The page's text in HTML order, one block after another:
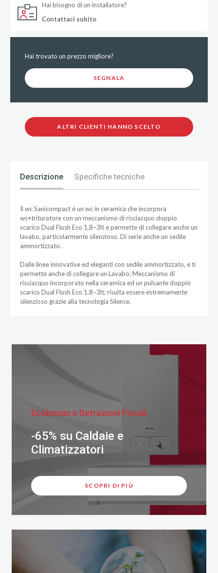
Hai bisogno di un installatore?
Contattaci subito
Hai trovato un prezzo migliore?
SEGNALA
ALTRI CLIENTI HANNO SCELTO
Descrizione Specifiche tecniche
Il wc Sanicompact è un wc in ceramica che incorpora
wc+trituratore con un meccanismo di risciacquo doppio
scarico Dual Flush Eco 1,8–3lt e permette di collegare anche un
lavabo, particolarmente silenzioso. Di serie anche un sedile
ammortizzato.
Dalle linee innovative ed eleganti con sedile ammortizzato, e ti
permette anche di collegare un Lavabo; Meccanismo di
risciacquo incorporato nella ceramica ed un pulsante doppio
scarico Dual Flush Eco 1,8–3lt; risulta essere estremamente
silenzioso grazie alla tecnologia Silence.
Ecobonus e Detrazioni Fiscali
-65% su Caldaie e
Climatizzatori
SCOPRI DI PIÙ